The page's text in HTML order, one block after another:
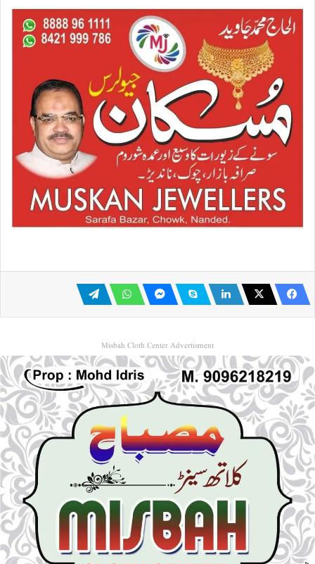
Misbah Cloth Center Advertisment